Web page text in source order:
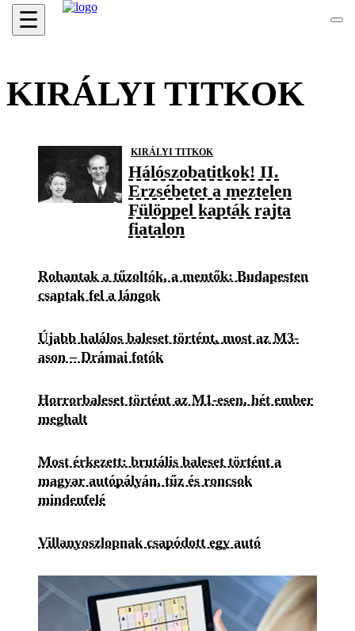
☰
KIRÁLYI TITKOK
KIRÁLYI TITKOK
Hálószobatitkok! II.
Erzsébetet a meztelen
Fülöppel kapták rajta
fiatalon
Rohantak a tűzoltók, a mentők: Budapesten
csaptak fel a lángok
Újabb halálos baleset történt, most az M3-
ason – Drámai fotók
Horrorbaleset történt az M1-esen, hét ember
meghalt
Most érkezett: brutális baleset történt a
magyar autópályán, tűz és roncsok
mindenfelé
Villanyoszlopnak csapódott egy autó